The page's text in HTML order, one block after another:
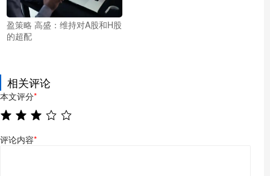
盈策略 高盛：维持对A股和H股
的超配
相关评论
本文评分*
评论内容*